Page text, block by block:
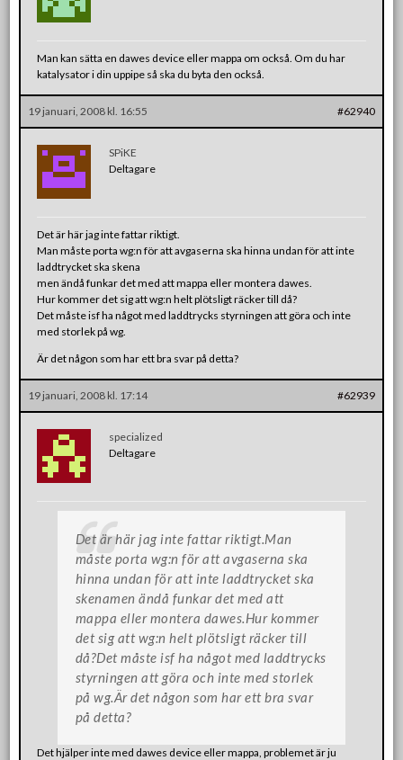
Man kan sätta en dawes device eller mappa om också. Om du har
katalysator i din uppipe så ska du byta den också.
19 januari, 2008 kl. 16:55 #62940
SPiKE
Deltagare
Det är här jag inte fattar riktigt.
Man måste porta wg:n för att avgaserna ska hinna undan för att inte
laddtrycket ska skena
men ändå funkar det med att mappa eller montera dawes.
Hur kommer det sig att wg:n helt plötsligt räcker till då?
Det måste isf ha något med laddtrycks styrningen att göra och inte
med storlek på wg.
Är det någon som har ett bra svar på detta?
19 januari, 2008 kl. 17:14 #62939
specialized
Deltagare
Det är här jag inte fattar riktigt.Man
måste porta wg:n för att avgaserna ska
hinna undan för att inte laddtrycket ska
skenamen ändå funkar det med att
mappa eller montera dawes.Hur kommer
det sig att wg:n helt plötsligt räcker till
då?Det måste isf ha något med laddtrycks
styrningen att göra och inte med storlek
på wg.Är det någon som har ett bra svar
på detta?
Det hjälper inte med dawes device eller mappa, problemet är ju